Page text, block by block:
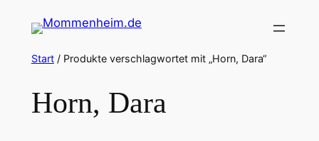
Inhalt
springen
Start/ Produkte verschlagwortet mit „Horn, Dara“
Horn, Dara